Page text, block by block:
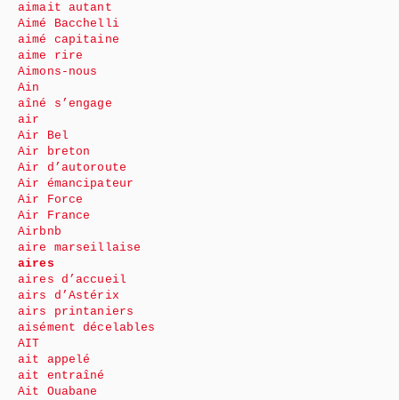
aimait autant
Aimé Bacchelli
aimé capitaine
aime rire
Aimons-nous
Ain
aîné s’engage
air
Air Bel
Air breton
Air d’autoroute
Air émancipateur
Air Force
Air France
Airbnb
aire marseillaise
aires
aires d’accueil
airs d’Astérix
airs printaniers
aisément décelables
AIT
ait appelé
ait entraîné
Ait Ouabane